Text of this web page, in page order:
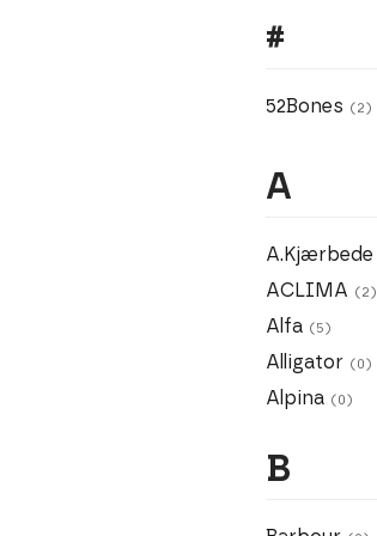
#
52Bones (2)
A
A.Kjærbede
ACLIMA (2)
Alfa (5)
Alligator (0)
Alpina (0)
B